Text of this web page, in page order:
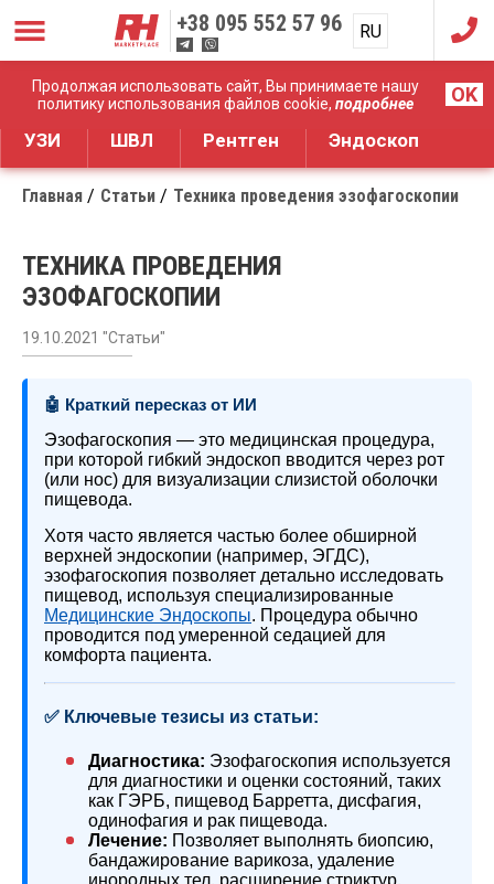
Продолжая использовать сайт, Вы принимаете нашу
политику использования файлов cookie, подробнее OK
+38 095 552 57 96 RU
UA
Дистрибуция медицинского оборудования
УЗИ ШВЛ Рентген Эндоскоп
Главная Статьи Техника проведения эзофагоскопии
ТЕХНИКА ПРОВЕДЕНИЯ
ЭЗОФАГОСКОПИИ
19.10.2021 "Статьи"
🤖 Краткий пересказ от ИИ
Эзофагоскопия — это медицинская процедура,
при которой гибкий эндоскоп вводится через рот
(или нос) для визуализации слизистой оболочки
пищевода.
Хотя часто является частью более обширной
верхней эндоскопии (например, ЭГДС),
эзофагоскопия позволяет детально исследовать
пищевод, используя специализированные
Медицинские Эндоскопы. Процедура обычно
проводится под умеренной седацией для
комфорта пациента.
✅ Ключевые тезисы из статьи:
Диагностика: Эзофагоскопия используется
для диагностики и оценки состояний, таких
как ГЭРБ, пищевод Барретта, дисфагия,
одинофагия и рак пищевода.
Лечение: Позволяет выполнять биопсию,
бандажирование варикоза, удаление
инородных тел, расширение стриктур,